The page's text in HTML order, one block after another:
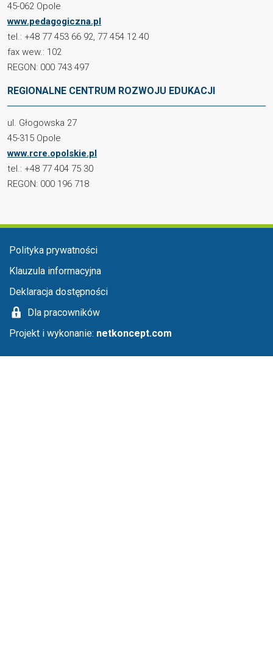
45-062 Opole
www.pedagogiczna.pl
tel.: +48 77 453 66 92, 77 454 12 40
fax wew.: 102
REGON: 000 743 497
REGIONALNE CENTRUM ROZWOJU EDUKACJI
ul. Głogowska 27
45-315 Opole
www.rcre.opolskie.pl
tel.: +48 77 404 75 30
REGON: 000 196 718
Menu stopka
Polityka prywatności
Klauzula informacyjna
Deklaracja dostępności
Dla pracowników
Projekt i wykonanie: netkoncept.com